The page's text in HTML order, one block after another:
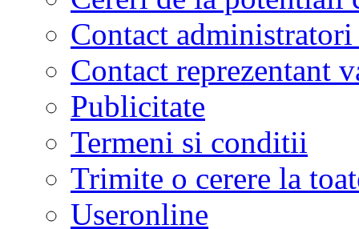
Contact
Contact reprezentant
Publicitate
Termeni si conditii
Trimite o cerere la
Useronline